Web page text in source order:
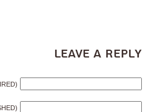
Leave a Reply